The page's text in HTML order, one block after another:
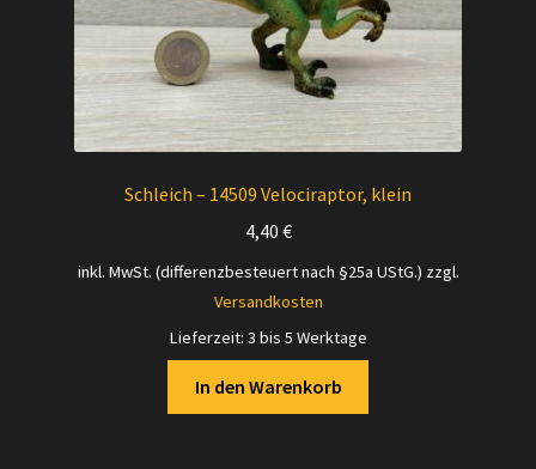
Schleich – 14509 Velociraptor, klein
4,40 €
inkl. MwSt. (differenzbesteuert nach §25a UStG.) zzgl.
Versandkosten
Lieferzeit: 3 bis 5 Werktage
In den Warenkorb